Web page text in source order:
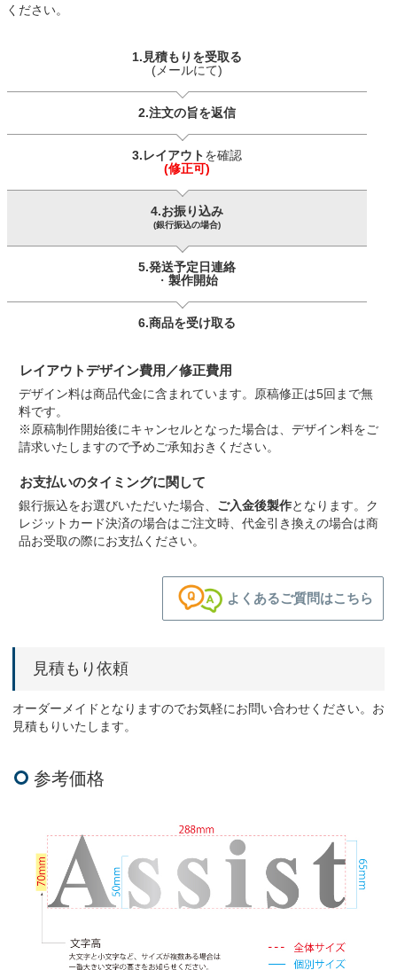
ください。
1.見積もりを受取る
(メールにて)
2.注文の旨を返信
3.レイアウトを確認
(修正可)
4.お振り込み
(銀行振込の場合)
5.発送予定日連絡
・製作開始
6.商品を受け取る
レイアウトデザイン費用／修正費用
デザイン料は商品代金に含まれています。原稿修正は5回まで無
料です。
※原稿制作開始後にキャンセルとなった場合は、デザイン料をご
請求いたしますので予めご承知おきください。
お支払いのタイミングに関して
銀行振込をお選びいただいた場合、 ご入金後製作となります。ク
レジットカード決済の場合はご注文時、代金引き換えの場合は商
品お受取の際にお支払ください。
よくあるご質問はこちら
見積もり依頼
オーダーメイドとなりますのでお気軽にお問い合わせください。お
見積もりいたします。
参考価格